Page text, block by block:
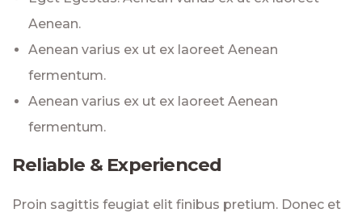
Aenean.
Aenean varius ex ut ex laoreet Aenean
fermentum.
Aenean varius ex ut ex laoreet Aenean
fermentum.
Reliable & Experienced
Proin sagittis feugiat elit finibus pretium. Donec et